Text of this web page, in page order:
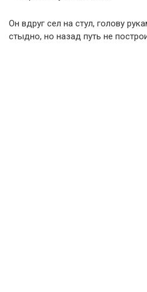
Он вдруг сел на стул, голову
стыдно, но назад путь не